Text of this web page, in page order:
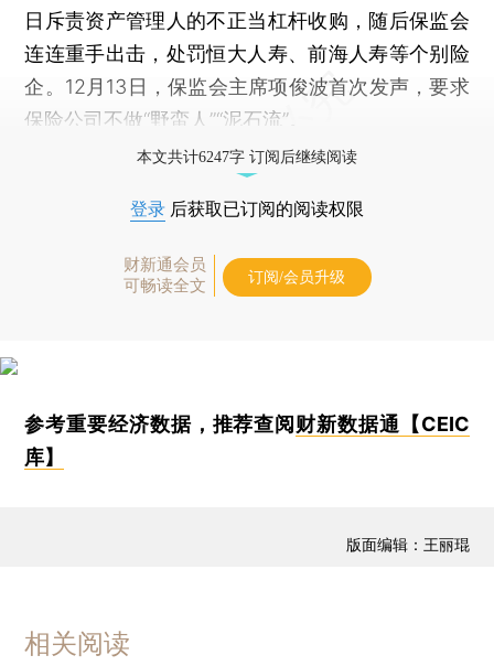
日斥责资产管理人的不正当杠杆收购，随后保监会
连连重手出击，处罚恒大人寿、前海人寿等个别险
企。12月13日，保监会主席项俊波首次发声，要求
保险公司不做“野蛮人”“泥石流”。
本文共计6247字 订阅后继续阅读
登录 后获取已订阅的阅读权限
财新通会员
可畅读全文
订阅/会员升级
参考重要经济数据，推荐查阅 财新数据通【CEIC
库】
版面编辑：王丽琨
相关阅读